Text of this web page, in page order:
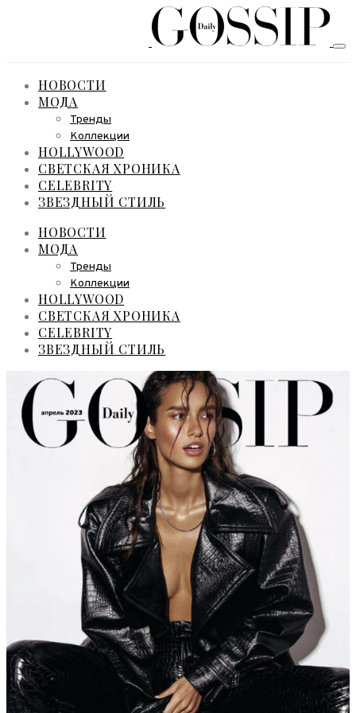
НОВОСТИ
МОДА
Тренды
Коллекции
HOLLYWOOD
СВЕТСКАЯ ХРОНИКА
CELEBRITY
ЗВЕЗДНЫЙ СТИЛЬ
НОВОСТИ
МОДА
Тренды
Коллекции
HOLLYWOOD
СВЕТСКАЯ ХРОНИКА
CELEBRITY
ЗВЕЗДНЫЙ СТИЛЬ